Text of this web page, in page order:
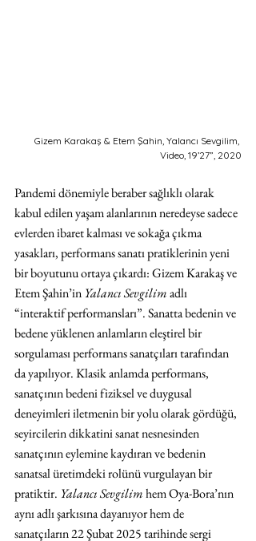
Gizem Karakaş & Etem Şahin, Yalancı Sevgilim,
Video, 19’27”, 2020
Pandemi dönemiyle beraber sağlıklı olarak
kabul edilen yaşam alanlarının neredeyse sadece
evlerden ibaret kalması ve sokağa çıkma
yasakları, performans sanatı pratiklerinin yeni
bir boyutunu ortaya çıkardı: Gizem Karakaş ve
Etem Şahin’in Yalancı Sevgilim adlı
“interaktif performansları”. Sanatta bedenin ve
bedene yüklenen anlamların eleştirel bir
sorgulaması performans sanatçıları tarafından
da yapılıyor. Klasik anlamda performans,
sanatçının bedeni fiziksel ve duygusal
deneyimleri iletmenin bir yolu olarak gördüğü,
seyircilerin dikkatini sanat nesnesinden
sanatçının eylemine kaydıran ve bedenin
sanatsal üretimdeki rolünü vurgulayan bir
pratiktir. Yalancı Sevgilim hem Oya-Bora’nın
aynı adlı şarkısına dayanıyor hem de
sanatçıların 22 Şubat 2025 tarihinde sergi